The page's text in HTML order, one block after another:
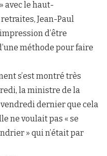
avec le haut-
Jean-Paul
d’être
méthode pour faire
s’est montré très
la ministre de la
dernier que cela
ne voulait pas « se
» qui n’était par